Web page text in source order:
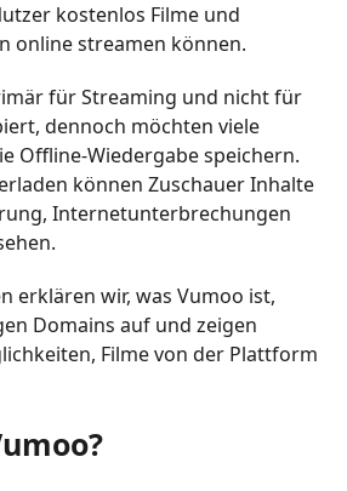
kostenlos Filme und
online streamen können.
für Streaming und nicht für
dennoch möchten viele
Offline-Wiedergabe speichern.
können Zuschauer Inhalte
Internetunterbrechungen
erklären wir, was Vumoo ist,
Domains auf und zeigen
Filme von der Plattform